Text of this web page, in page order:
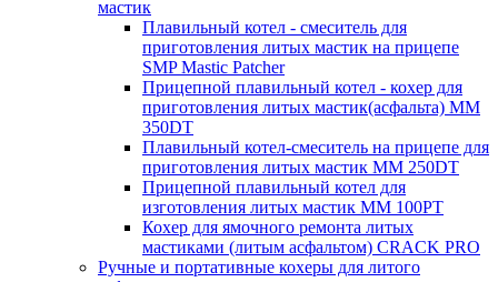
мастик
Плавильный котел - смеситель для
приготовления литых мастик на прицепе
SMP Mastic Patcher
Прицепной плавильный котел - кохер для
приготовления литых мастик(асфальта) MM
350DT
Плавильный котел-смеситель на прицепе для
приготовления литых мастик MM 250DT
Прицепной плавильный котел для
изготовления литых мастик MM 100PT
Кохер для ямочного ремонта литых
мастиками (литым асфальтом) CRACK PRO
Ручные и портативные кохеры для литого